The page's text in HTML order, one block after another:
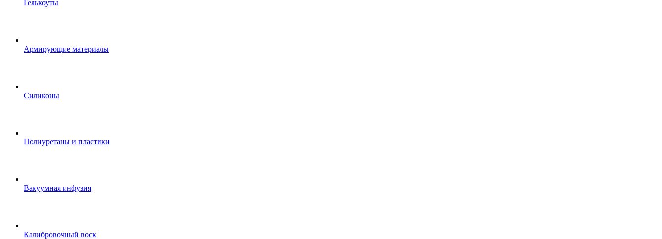
Гелькоуты
Армирующие материалы
Силиконы
Полиуретаны и пластики
Вакуумная инфузия
Калибровочный воск